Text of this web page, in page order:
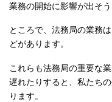
業務の開始に影響が出そう
ところで、法務局の業務
どがあります。
これらも法務局の重要な
遅れたりすると、私たち
ります。